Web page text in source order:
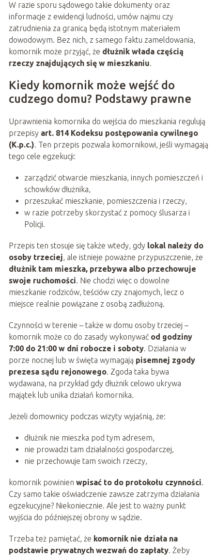
W razie sporu sądowego takie dokumenty oraz
informacje z ewidencji ludności, umów najmu czy
zatrudnienia za granicą będą istotnym materiałem
dowodowym. Bez nich, z samego faktu zameldowania,
komornik może przyjąć, że dłużnik włada częścią
rzeczy znajdujących się w mieszkaniu.
Kiedy komornik może wejść do
cudzego domu? Podstawy prawne
Uprawnienia komornika do wejścia do mieszkania regulują
przepisy art. 814 Kodeksu postępowania cywilnego
(K.p.c.). Ten przepis pozwala komornikowi, jeśli wymagają
tego cele egzekucji:
zarządzić otwarcie mieszkania, innych pomieszczeń i
schowków dłużnika,
przeszukać mieszkanie, pomieszczenia i rzeczy,
w razie potrzeby skorzystać z pomocy ślusarza i
Policji.
Przepis ten stosuje się także wtedy, gdy lokal należy do
osoby trzeciej, ale istnieje poważne przypuszczenie, że
dłużnik tam mieszka, przebywa albo przechowuje
swoje ruchomości. Nie chodzi więc o dowolne
mieszkanie rodziców, teściów czy znajomych, lecz o
miejsce realnie powiązane z osobą zadłużoną.
Czynności w terenie – także w domu osoby trzeciej –
komornik może co do zasady wykonywać od godziny
7:00 do 21:00 w dni robocze i soboty. Działania w
porze nocnej lub w święta wymagają pisemnej zgody
prezesa sądu rejonowego. Zgoda taka bywa
wydawana, na przykład gdy dłużnik celowo ukrywa
majątek lub unika działań komornika.
Jeżeli domownicy podczas wizyty wyjaśnią, że:
dłużnik nie mieszka pod tym adresem,
nie prowadzi tam działalności gospodarczej,
nie przechowuje tam swoich rzeczy,
komornik powinien wpisać to do protokołu czynności.
Czy samo takie oświadczenie zawsze zatrzyma działania
egzekucyjne? Niekoniecznie. Ale jest to ważny punkt
wyjścia do późniejszej obrony w sądzie.
Trzeba też pamiętać, że komornik nie działa na
podstawie prywatnych wezwań do zapłaty. Żeby